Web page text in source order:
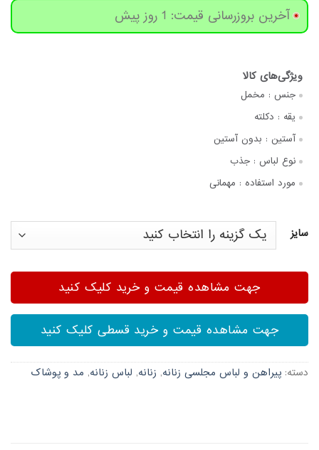
آخرین بروزرسانی قیمت: 1 روز پیش
جنس : مخمل
یقه : دکلته
آستین : بدون آستین
نوع لباس : جذب
مورد استفاده : مهمانی
سایز
جهت مشاهده قیمت و خرید کلیک کنید
جهت مشاهده قیمت و خرید قسطی کلیک کنید
دسته: پیراهن و لباس مجلسی زنانه, زنانه, لباس زنانه, مد و پوشاک